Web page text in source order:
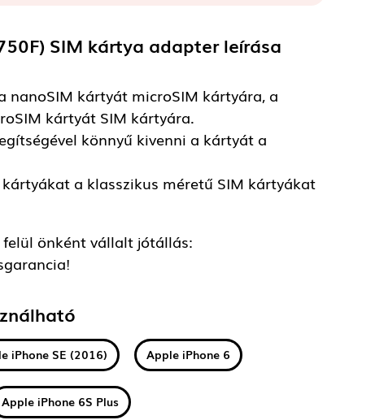
SIM kártya adapterleírása
kártyát microSIM kártyára, a
kártyát SIM kártyára.
könnyű kivenni a kártyát a
a klasszikus méretű SIM kártyákat
önként vállalt jótállás:
iPhone SE (2016) Apple iPhone 6
Apple iPhone 6S Plus